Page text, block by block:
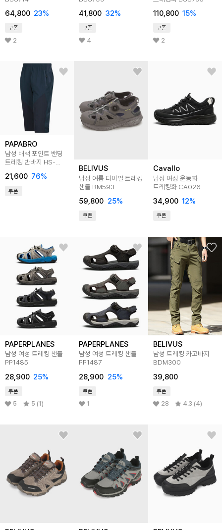
64,800 23%
쿠폰
2
41,800 32%
쿠폰
4
110,800 15%
쿠폰
2
PAPABRO
남성 배색 포인트 밴딩
트레킹 반바지 HS-
21,600 76%
쿠폰
BELIVUS
남성 여름 다이얼 트레킹
샌들 BM593
59,800 25%
쿠폰
Cavallo
남성 여성 운동화
트레킹화 CA026
34,900 12%
쿠폰
PAPERPLANES
남성 여성 트레킹 샌들
PP1485
28,900 25%
쿠폰
5 5 (1)
PAPERPLANES
남성 여성 트레킹 샌들
PP1487
28,900 25%
쿠폰
1
BELIVUS
남성 트레킹 카고바지
BDM300
39,800
쿠폰
28 4.3 (4)